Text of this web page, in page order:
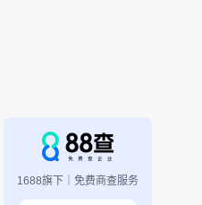
1688旗下｜免费商查服务